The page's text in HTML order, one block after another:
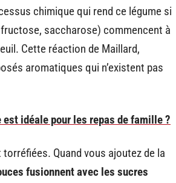
chimique qui rend ce légume si
saccharose) commencent à
Cette réaction de Maillard,
aromatiques qui n’existent pas
idéale pour les repas de famille ?
Quand vous ajoutez de la
fusionnent avec les sucres